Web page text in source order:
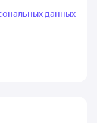
данных